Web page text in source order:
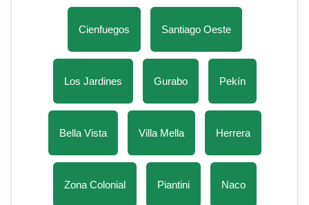
Cienfuegos Santiago Oeste
Los Jardines Gurabo Pekín
Bella Vista Villa Mella Herrera
Zona Colonial Piantini Naco